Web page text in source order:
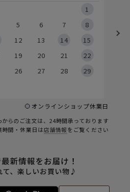
1
5 6 7
8
12 13 14
15
19 20 21
22
26 27 28
29
オンラインショップ休業日
らのご注文は、24時間承っております
間・休業日は店舗情報をご覧ください
新情報をお届け！
て、楽しいお買い物♪